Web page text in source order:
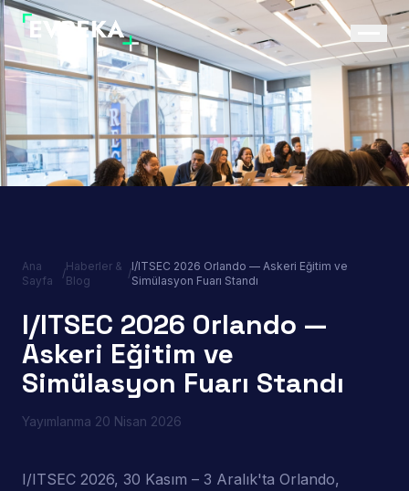
Ana
Sayfa
/
Haberler &
Blog
/
I/ITSEC 2026 Orlando — Askeri Eğitim ve
Simülasyon Fuarı Standı
I/ITSEC 2026 Orlando —
Askeri Eğitim ve
Simülasyon Fuarı Standı
Yayımlanma 20 Nisan 2026
I/ITSEC 2026, 30 Kasım – 3 Aralık'ta Orlando,